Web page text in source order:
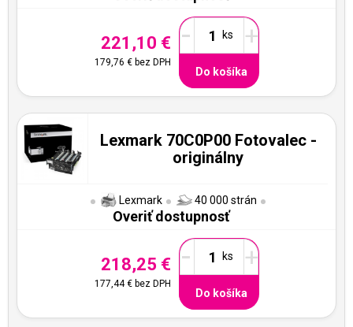
221,10 €
179,76 €bez DPH
- +
Do košíka
Lexmark 70C0P00 Fotovalec -
originálny
Lexmark 40 000 strán
Overiť dostupnosť
218,25 €
177,44 €bez DPH
- +
Do košíka